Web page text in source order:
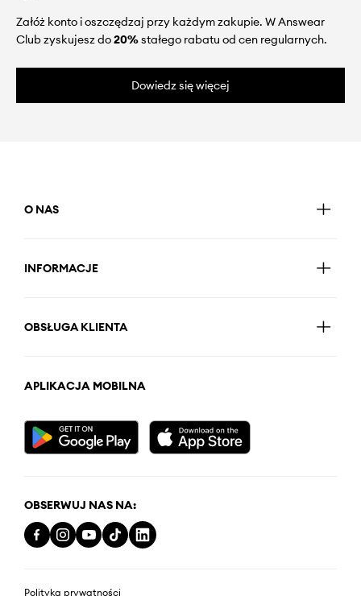
Załóż konto i oszczędzaj przy każdym zakupie. W Answear
Club zyskujesz do20%stałego rabatu od cen regularnych.
Dowiedz się więcej
O NAS
INFORMACJE
OBSŁUGA KLIENTA
APLIKACJA MOBILNA
OBSERWUJ NAS NA:
Polityka prywatności